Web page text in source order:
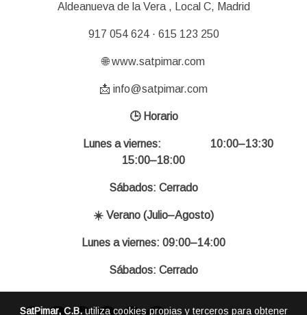
Aldeanueva de la Vera , Local C, Madrid
917 054 624 · 615 123 250
🌐 www.satpimar.com
📩 info@satpimar.com
🕒 Horario
Lunes a viernes: 10:00–13:30
15:00–18:00
Sábados: Cerrado
☀️ Verano (Julio–Agosto)
Lunes a viernes: 09:00–14:00
Sábados: Cerrado
SatPimar, C.B.utiliza cookies propias y terceros para obtener